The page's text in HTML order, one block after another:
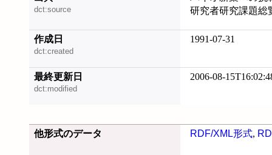
dct:source
研究者研究課題総
作成日
dct:created
1991-07-31
最終更新日
dct:modified
2006-08-
他形式のデータ RDF/XML形式,